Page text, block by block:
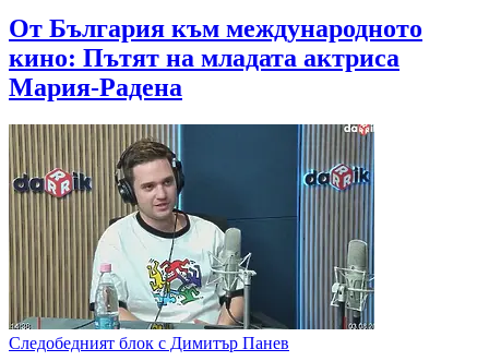
От България към международното
кино: Пътят на младата актриса
Мария-Радена
Следобедният блок с Димитър Панев